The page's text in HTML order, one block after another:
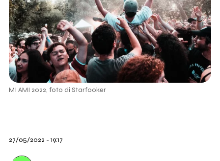
MI AMI 2022, foto di Starfooker
27/05/2022 - 19:17